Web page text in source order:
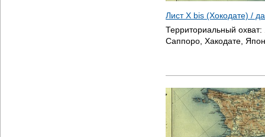
Лист X bis (Хокодате) /
Территориальный охват:
Саппоро, Хакодате,